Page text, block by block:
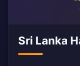
Sri Lanka